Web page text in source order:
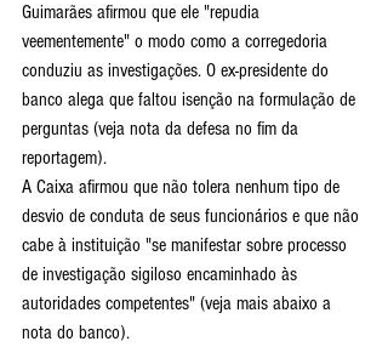
Guimarães afirmou que ele "repudia
veementemente" o modo como a corregedoria
conduziu as investigações. O ex-presidente do
banco alega que faltou isenção na formulação de
perguntas (veja nota da defesa no fim da
reportagem).
A Caixa afirmou que não tolera nenhum tipo de
desvio de conduta de seus funcionários e que não
cabe à instituição "se manifestar sobre processo
de investigação sigiloso encaminhado às
autoridades competentes" (veja mais abaixo a
nota do banco).